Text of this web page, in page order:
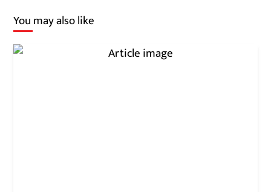
You may also like